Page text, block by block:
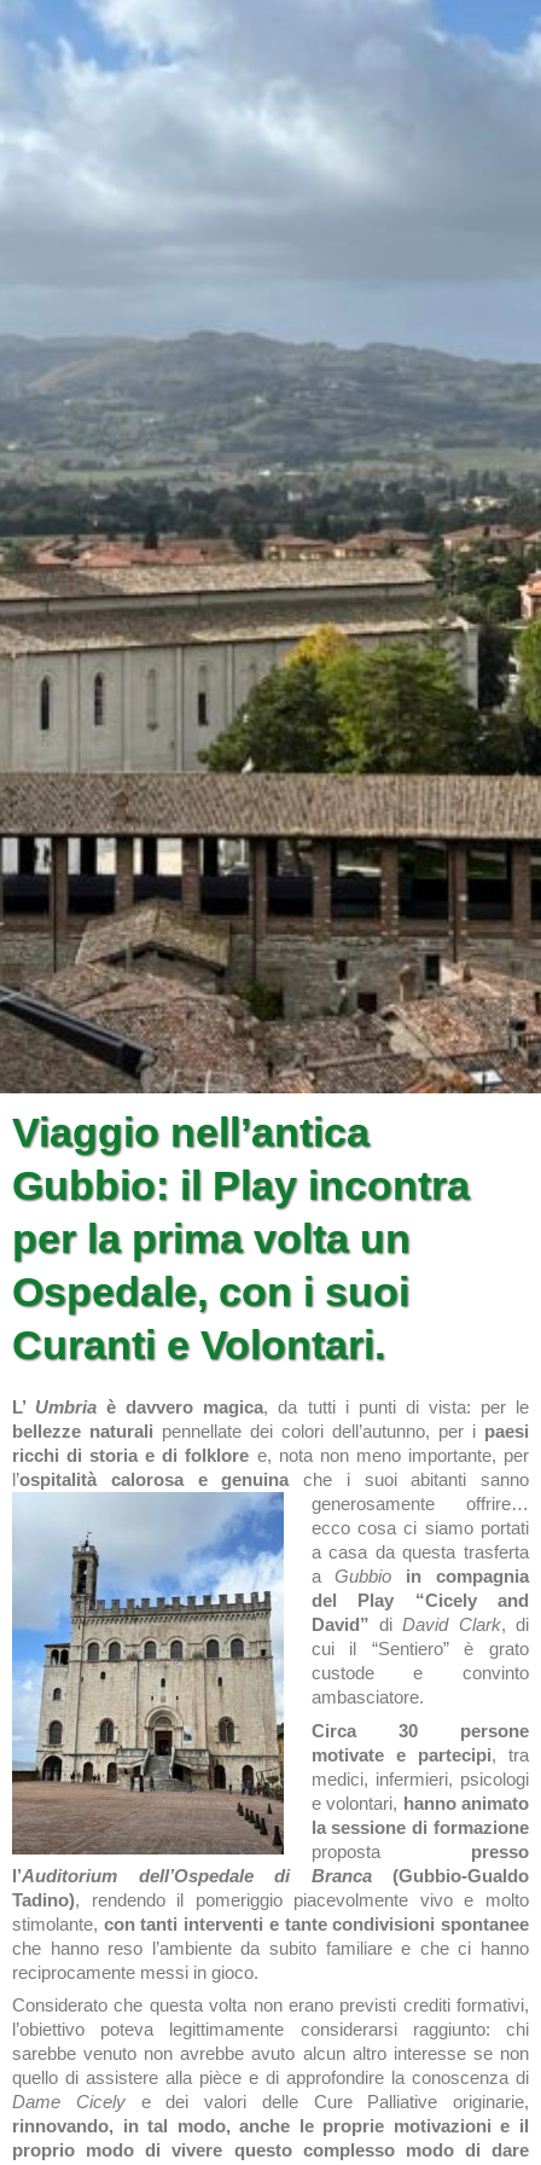
Viaggio nell’antica
Gubbio: il Play incontra
per la prima volta un
Ospedale, con i suoi
Curanti e Volontari.
L’ Umbria è davvero magica, da tutti i punti di vista: per le
bellezze naturali pennellate dei colori dell’autunno, per i paesi
ricchi di storia e di folklore e, nota non meno importante, per
l’ospitalità calorosa e genuina che i suoi abitanti sanno
generosamente offrire…
ecco cosa ci siamo portati
a casa da questa trasferta
aGubbio
in compagnia
del Play “Cicely and
David” diDavid Clark, di
cui il “Sentiero” è grato
custode e convinto
ambasciatore.
Circa 30 persone
motivate e partecipi, tra
medici, infermieri, psicologi
e volontari, hanno animato
la sessione di formazione
proposta presso
l’Auditorium dell’Ospedale di Branca(Gubbio-Gualdo
Tadino), rendendo il pomeriggio piacevolmente vivo e molto
stimolante, con tanti interventi e tante condivisioni spontanee
che hanno reso l’ambiente da subito familiare e che ci hanno
reciprocamente messi in gioco.
Considerato che questa volta non erano previsti crediti formativi,
l’obiettivo poteva legittimamente considerarsi raggiunto: chi
sarebbe venuto non avrebbe avuto alcun altro interesse se non
quello di assistere alla pièce e di approfondire la conoscenza di
Dame Cicelye dei valori delle Cure Palliative originarie,
rinnovando, in tal modo, anche le proprie motivazioni e il
proprio modo di vivere questo complesso modo di dare